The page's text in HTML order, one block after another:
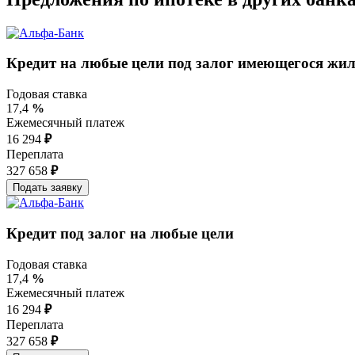
Кредит на любые цели под залог имеющегося
Годовая ставка
17,4 %
Ежемесячный платеж
16 294 ₽
Переплата
327 658 ₽
Кредит под залог на любые цели
Годовая ставка
17,4 %
Ежемесячный платеж
16 294 ₽
Переплата
327 658 ₽